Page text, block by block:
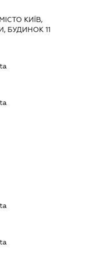
КИЇВ,
БУДИНОК 11